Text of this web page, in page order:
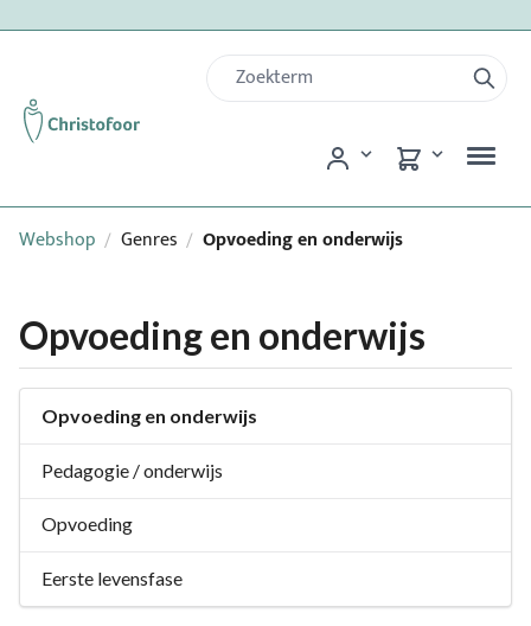
Webshop / Genres / Opvoeding en onderwijs
Opvoeding en onderwijs
Opvoeding en onderwijs
Pedagogie / onderwijs
Opvoeding
Eerste levensfase